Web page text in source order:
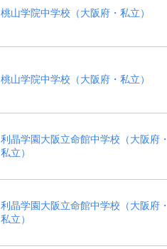
桃山学院中学校（大阪府・私立）
桃山学院中学校（大阪府・私立）
利晶学園大阪立命館中学校（大阪府・
私立）
利晶学園大阪立命館中学校（大阪府・
私立）